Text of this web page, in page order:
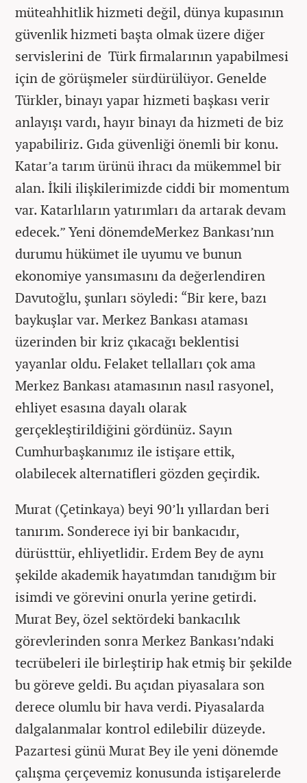
müteahhitlik hizmeti değil, dünya kupasının
güvenlik hizmeti başta olmak üzere diğer
servislerini de Türk firmalarının yapabilmesi
için de görüşmeler sürdürülüyor. Genelde
Türkler, binayı yapar hizmeti başkası verir
anlayışı vardı, hayır binayı da hizmeti de biz
yapabiliriz. Gıda güvenliği önemli bir konu.
Katar’a tarım ürünü ihracı da mükemmel bir
alan. İkili ilişkilerimizde ciddi bir momentum
var. Katarlıların yatırımları da artarak devam
edecek.” Yeni dönemdeMerkez Bankası’nın
durumu hükümet ile uyumu ve bunun
ekonomiye yansımasını da değerlendiren
Davutoğlu, şunları söyledi: “Bir kere, bazı
baykuşlar var. Merkez Bankası ataması
üzerinden bir kriz çıkacağı beklentisi
yayanlar oldu. Felaket tellalları çok ama
Merkez Bankası atamasının nasıl rasyonel,
ehliyet esasına dayalı olarak
gerçekleştirildiğini gördünüz. Sayın
Cumhurbaşkanımız ile istişare ettik,
olabilecek alternatifleri gözden geçirdik.
Murat (Çetinkaya) beyi 90’lı yıllardan beri
tanırım. Sonderece iyi bir bankacıdır,
dürüsttür, ehliyetlidir. Erdem Bey de aynı
şekilde akademik hayatımdan tanıdığım bir
isimdi ve görevini onurla yerine getirdi.
Murat Bey, özel sektördeki bankacılık
görevlerinden sonra Merkez Bankası’ndaki
tecrübeleri ile birleştirip hak etmiş bir şekilde
bu göreve geldi. Bu açıdan piyasalara son
derece olumlu bir hava verdi. Piyasalarda
dalgalanmalar kontrol edilebilir düzeyde.
Pazartesi günü Murat Bey ile yeni dönemde
çalışma çerçevemiz konusunda istişarelerde